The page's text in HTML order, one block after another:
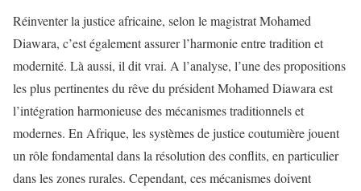
Réinventer la justice africaine, selon le magistrat Mohamed
Diawara, c’est également assurer l’harmonie entre tradition et
modernité. Là aussi, il dit vrai. A l’analyse, l’une des propositions
les plus pertinentes du rêve du président Mohamed Diawara est
l’intégration harmonieuse des mécanismes traditionnels et
modernes. En Afrique, les systèmes de justice coutumière jouent
un rôle fondamental dans la résolution des conflits, en particulier
dans les zones rurales. Cependant, ces mécanismes doivent